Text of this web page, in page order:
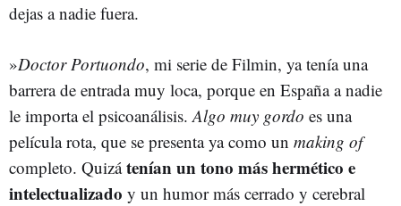
dejas a nadie fuera.
»Doctor Portuondo, mi serie de Filmin, ya tenía una
barrera de entrada muy loca, porque en España a nadie
le importa el psicoanálisis. Algo muy gordo es una
película rota, que se presenta ya como un making of
completo. Quizátenían un tono más hermético e
intelectualizado y un humor más cerrado y cerebral